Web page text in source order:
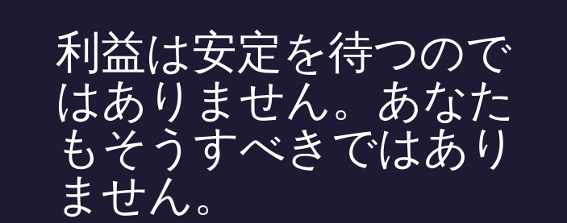
利益は安定を待つので
はありません。あなた
もそうすべきではあり
ません。